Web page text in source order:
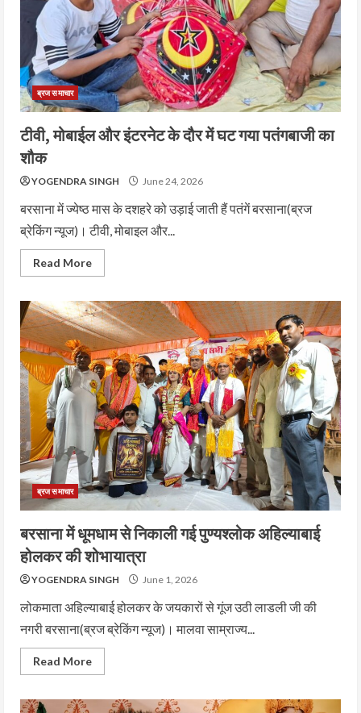
ब्रज समाचार
टीवी, मोबाईल और इंटरनेट के दौर में घट गया पतंगबाजी का
शौक
YOGENDRA SINGH June 24, 2026
बरसाना में ज्येष्ठ मास के दशहरे को उड़ाई जाती हैं पतंगें बरसाना(ब्रज
ब्रेकिंग न्यूज)। टीवी, मोबाइल और...
Read More
ब्रज समाचार
बरसाना में धूमधाम से निकाली गई पुण्यश्लोक अहिल्याबाई
होलकर की शोभायात्रा
YOGENDRA SINGH June 1, 2026
लोकमाता अहिल्याबाई होलकर के जयकारों से गूंज उठी लाडली जी की
नगरी बरसाना(ब्रज ब्रेकिंग न्यूज)। मालवा साम्राज्य...
Read More